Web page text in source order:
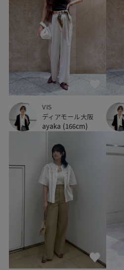
VIS
ディアモール大阪
ayaka (166cm)